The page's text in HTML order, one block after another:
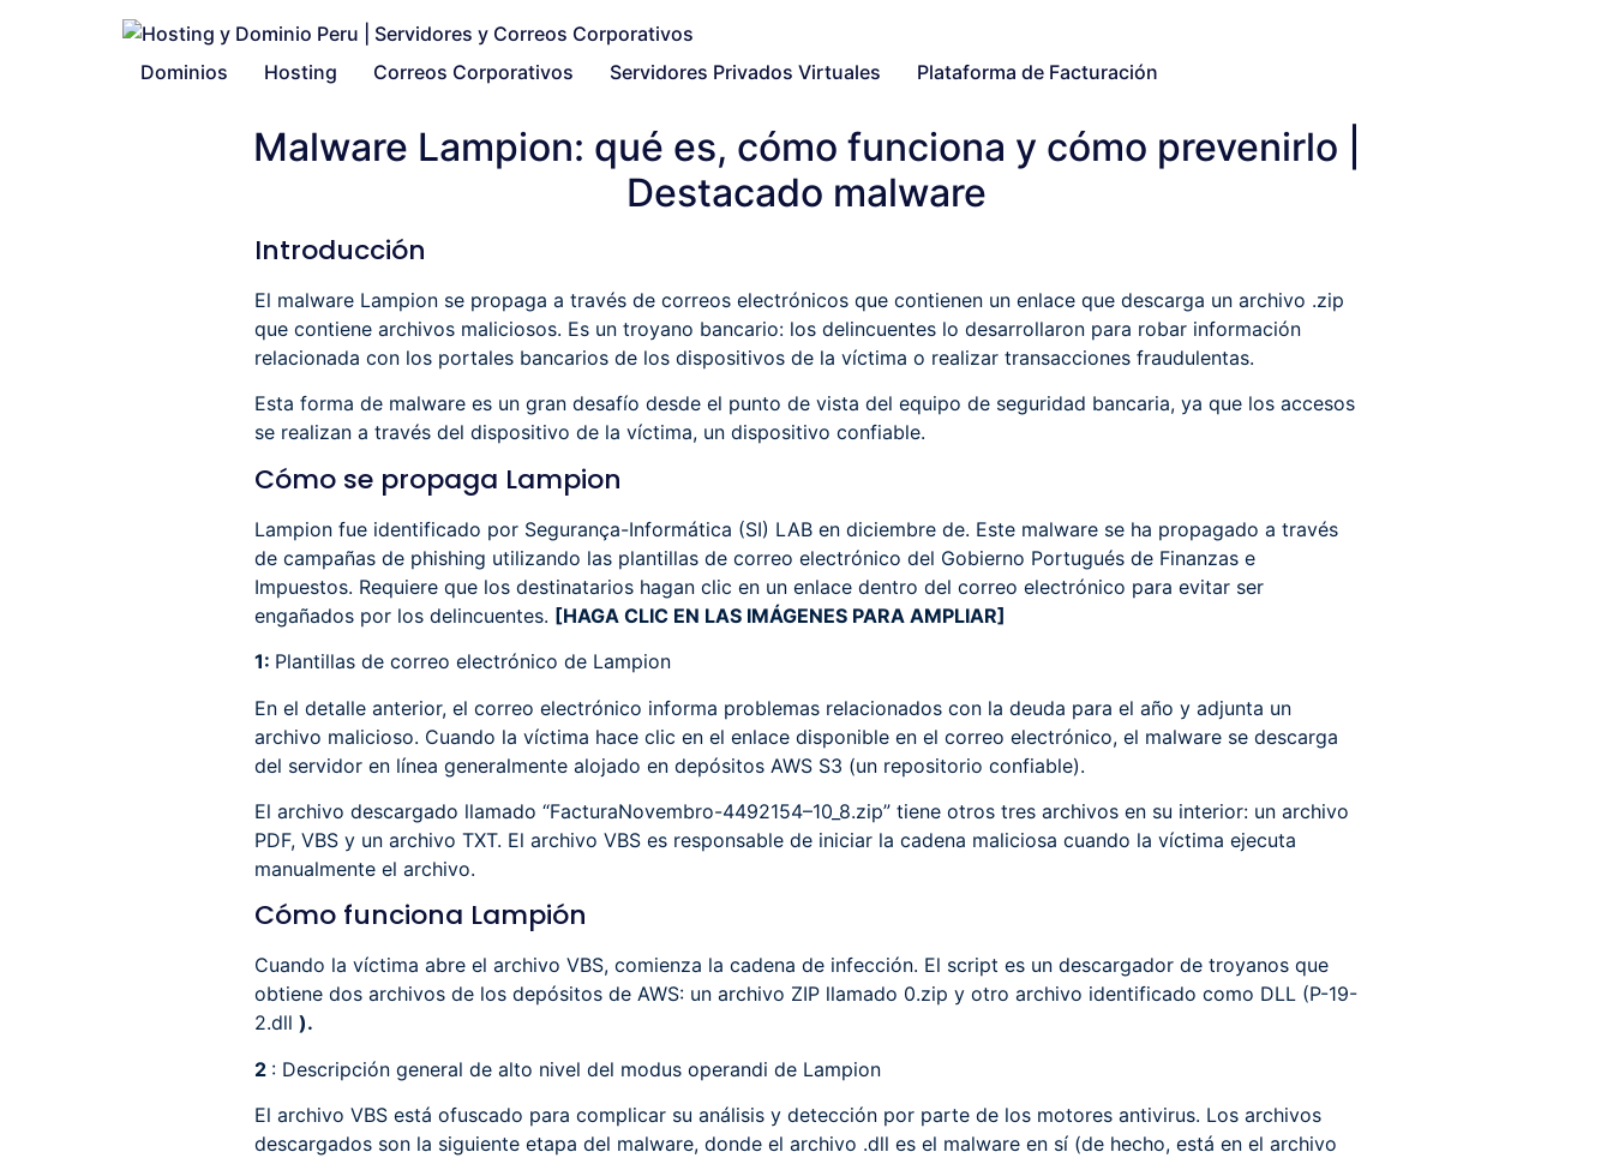
Dominios Hosting Correos Corporativos Servidores Privados Virtuales Plataforma de Facturación
Malware Lampion: qué es, cómo funciona y cómo prevenirlo |
Destacado malware
Introducción
El malware Lampion se propaga a través de correos electrónicos que contienen un enlace que descarga un archivo .zip
que contiene archivos maliciosos. Es un troyano bancario: los delincuentes lo desarrollaron para robar información
relacionada con los portales bancarios de los dispositivos de la víctima o realizar transacciones fraudulentas.
Esta forma de malware es un gran desafío desde el punto de vista del equipo de seguridad bancaria, ya que los accesos
se realizan a través del dispositivo de la víctima, un dispositivo confiable.
Cómo se propaga Lampion
Lampion fue identificado por Segurança-Informática (SI) LAB en diciembre de. Este malware se ha propagado a través
de campañas de phishing utilizando las plantillas de correo electrónico del Gobierno Portugués de Finanzas e
Impuestos. Requiere que los destinatarios hagan clic en un enlace dentro del correo electrónico para evitar ser
engañados por los delincuentes. [HAGA CLIC EN LAS IMÁGENES PARA AMPLIAR]
1: Plantillas de correo electrónico de Lampion
En el detalle anterior, el correo electrónico informa problemas relacionados con la deuda para el año y adjunta un
archivo malicioso. Cuando la víctima hace clic en el enlace disponible en el correo electrónico, el malware se descarga
del servidor en línea generalmente alojado en depósitos AWS S3 (un repositorio confiable).
El archivo descargado llamado “FacturaNovembro-4492154–10_8.zip” tiene otros tres archivos en su interior: un archivo
PDF, VBS y un archivo TXT. El archivo VBS es responsable de iniciar la cadena maliciosa cuando la víctima ejecuta
manualmente el archivo.
Cómo funciona Lampión
Cuando la víctima abre el archivo VBS, comienza la cadena de infección. El script es un descargador de troyanos que
obtiene dos archivos de los depósitos de AWS: un archivo ZIP llamado 0.zip y otro archivo identificado como DLL (P-19-
2.dll ).
2 : Descripción general de alto nivel del modus operandi de Lampion
El archivo VBS está ofuscado para complicar su análisis y detección por parte de los motores antivirus. Los archivos
descargados son la siguiente etapa del malware, donde el archivo .dll es el malware en sí (de hecho, está en el archivo